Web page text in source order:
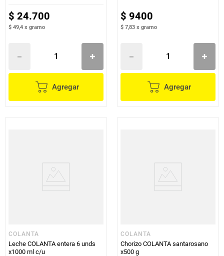
$ 24.700
$ 49,4 x gramo
Agregar
$ 9400
$ 7,83 x gramo
Agregar
COLANTA
Leche COLANTA entera 6 unds
x1000 ml c/u
COLANTA
Chorizo COLANTA santarosano
x500 g